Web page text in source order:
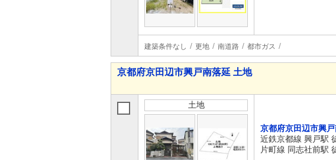
建築条件なし 更地 南道路 都市ガス
京都府京田辺市興戸南落延 土地
土地
京都府京田辺市興
近鉄京都線 興戸駅
片町線 同志社前駅